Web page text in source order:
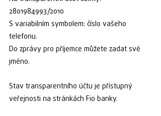
2801984993/2010
S variabilním symbolem: číslo vašeho
telefonu.
Do zprávy pro příjemce můžete zadat své
jméno.
Stav transparentního účtu je přístupný
veřejnosti na stránkách Fio banky.